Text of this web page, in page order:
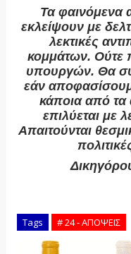
Τα φαινόμενα
εκλείψουν με
λεκτικές
κομμάτων. Ούτε
υπουργών. Θα
εάν
κάποια από
επιλύεται με
Απαιτούνται
Tags # 24 - ΑΠΟΨΕΙΣ